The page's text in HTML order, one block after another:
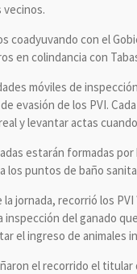
coadyuvando con el
en colindancia con
móviles de
evasión de los PVI.
y levantar actas
estarán formadas
los puntos de baño
jornada, recorrió los
inspección del ganado
el ingreso de animales
el recorrido el titular